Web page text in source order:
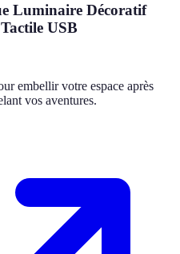
Luminaire Décoratif
USB
embellir votre espace après
vos aventures.